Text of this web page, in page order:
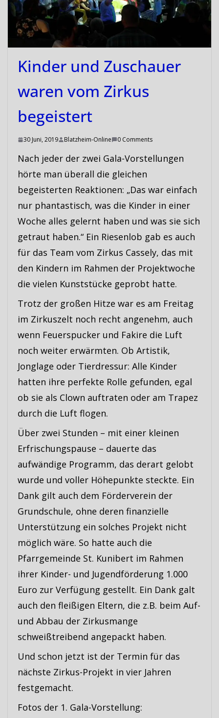
Kinder und Zuschauer
waren vom Zirkus
begeistert
30 Juni, 2019 Blatzheim-Online 0 Comments
Nach jeder der zwei Gala-Vorstellungen
hörte man überall die gleichen
begeisterten Reaktionen: „Das war einfach
nur phantastisch, was die Kinder in einer
Woche alles gelernt haben und was sie sich
getraut haben.“ Ein Riesenlob gab es auch
für das Team vom Zirkus Cassely, das mit
den Kindern im Rahmen der Projektwoche
die vielen Kunststücke geprobt hatte.
Trotz der großen Hitze war es am Freitag
im Zirkuszelt noch recht angenehm, auch
wenn Feuerspucker und Fakire die Luft
noch weiter erwärmten. Ob Artistik,
Jonglage oder Tierdressur: Alle Kinder
hatten ihre perfekte Rolle gefunden, egal
ob sie als Clown auftraten oder am Trapez
durch die Luft flogen.
Über zwei Stunden – mit einer kleinen
Erfrischungspause – dauerte das
aufwändige Programm, das derart gelobt
wurde und voller Höhepunkte steckte. Ein
Dank gilt auch dem Förderverein der
Grundschule, ohne deren finanzielle
Unterstützung ein solches Projekt nicht
möglich wäre. So hatte auch die
Pfarrgemeinde St. Kunibert im Rahmen
ihrer Kinder- und Jugendförderung 1.000
Euro zur Verfügung gestellt. Ein Dank galt
auch den fleißigen Eltern, die z.B. beim Auf-
und Abbau der Zirkusmange
schweißtreibend angepackt haben.
Und schon jetzt ist der Termin für das
nächste Zirkus-Projekt in vier Jahren
festgemacht.
Fotos der 1. Gala-Vorstellung: